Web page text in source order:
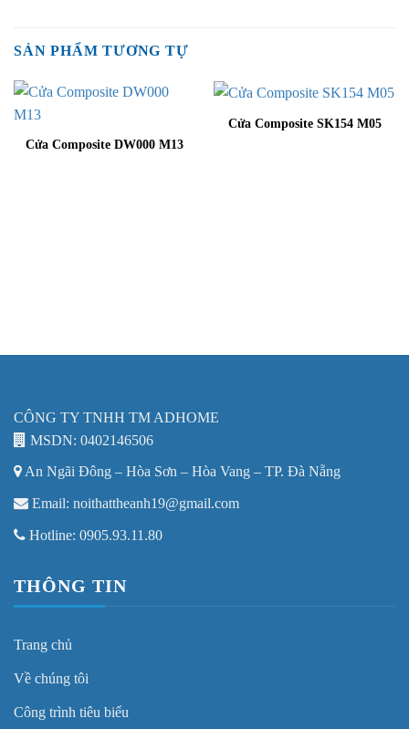
SẢN PHẨM TƯƠNG TỰ
Cửa Composite DW000 M13
Cửa Composite SK154 M05
CÔNG TY TNHH TM ADHOME
MSDN: 0402146506
An Ngãi Đông – Hòa Sơn – Hòa Vang – TP. Đà Nẵng
Email: noithattheanh19@gmail.com
Hotline: 0905.93.11.80
THÔNG TIN
Trang chủ
Về chúng tôi
Công trình tiêu biểu